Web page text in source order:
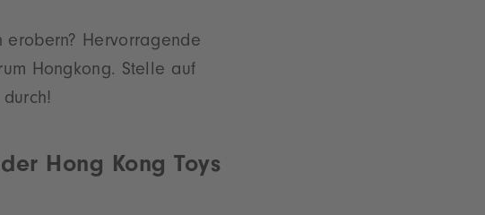
erobern? Hervorragende
Hongkong. Stelle auf
Hong Kong Toys